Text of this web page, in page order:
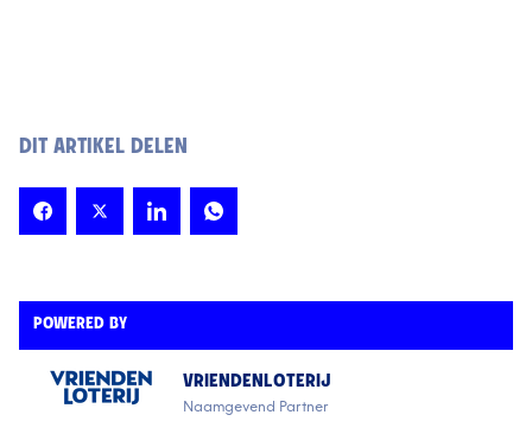
DIT ARTIKEL DELEN
POWERED BY
VRIENDENLOTERIJ
Naamgevend Partner